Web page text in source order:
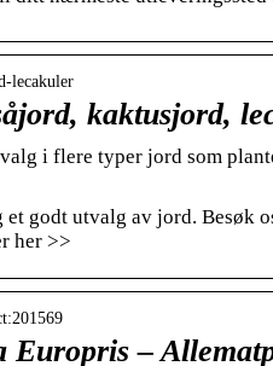
lecakuler
kaktusjord,
i flere typer jord som
godt utvalg av jord. Besøk
her >>
Europris –